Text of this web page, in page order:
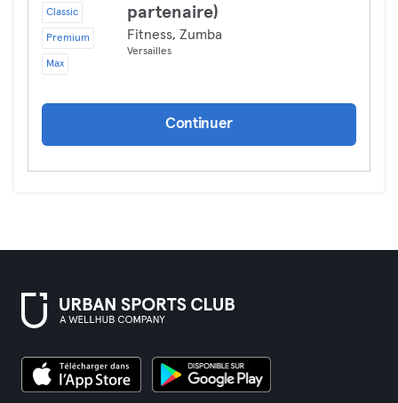
Classic
Premium
Max
partenaire)
Fitness, Zumba
Versailles
Continuer